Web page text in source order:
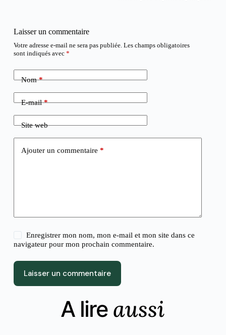
Laisser un commentaire
Votre adresse e-mail ne sera pas publiée. Les champs obligatoires
sont indiqués avec *
Nom*
E-mail*
Site web
Ajouter un commentaire *
Enregistrer mon nom, mon e-mail et mon site dans ce
navigateur pour mon prochain commentaire.
Laisser un commentaire
A lire aussi